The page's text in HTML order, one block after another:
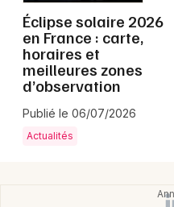
Expos
Sorties & loisirs
Centre-Val de Loire
Éclipse solaire 2026
en France : carte,
horaires et
meilleures zones
d’observation
Publié le 06/07/2026
Actualités